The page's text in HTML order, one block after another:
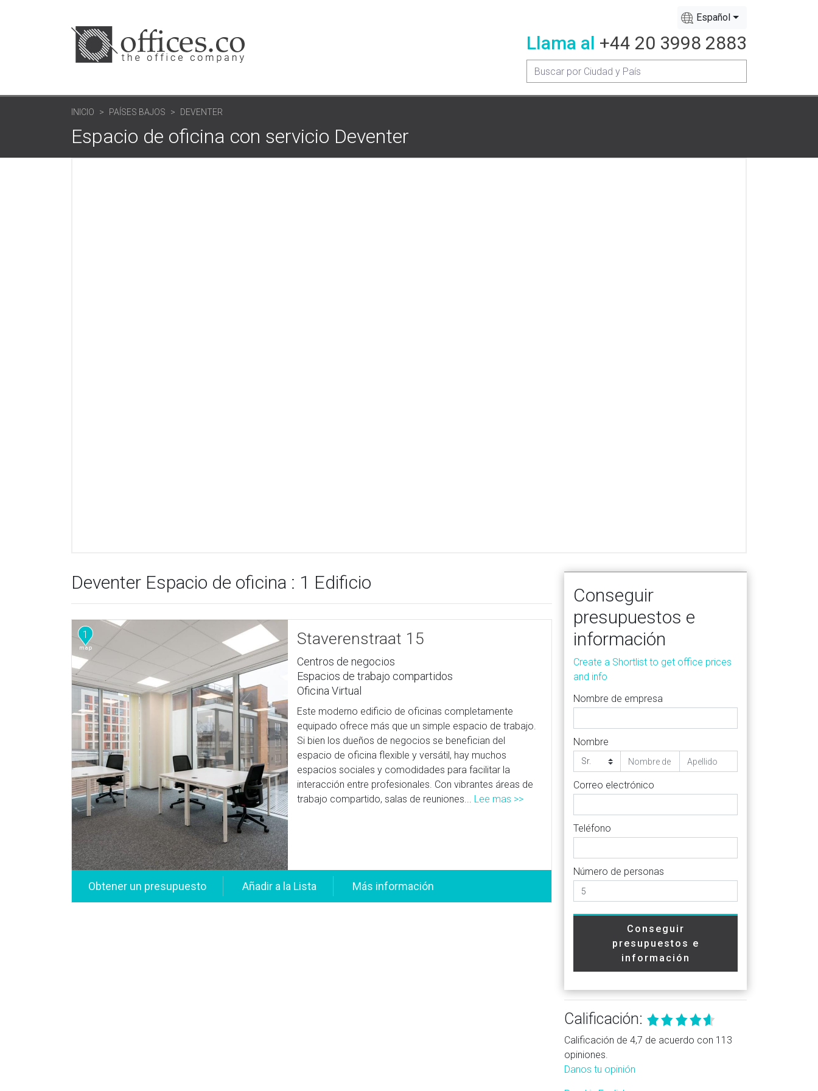
Español
Llama al +44 20 3998 2883
INICIO PAÍSES BAJOS DEVENTER
Espacio de oficina con servicio Deventer
Deventer Espacio de oficina : 1 Edificio
1 Staverenstraat 15
Centros de negocios
Espacios de trabajo compartidos
Oficina Virtual
Este moderno edificio de oficinas completamente
equipado ofrece más que un simple espacio de trabajo.
Si bien los dueños de negocios se benefician del
espacio de oficina flexible y versátil, hay muchos
espacios sociales y comodidades para facilitar la
interacción entre profesionales. Con vibrantes áreas de
trabajo compartido, salas de reuniones... Lee mas >>
Conseguir
presupuestos e
información
Create a Shortlist to get office prices
and info
Nombre de empresa
Nombre
Correo electrónico
Teléfono
Número de personas
Conseguir
presupuestos e
información
Calificación:
Calificación de 4,7 de acuerdo con 113
opiniones.
Danos tu opinión